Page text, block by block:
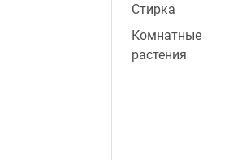
Стирка
Комнатные
растения